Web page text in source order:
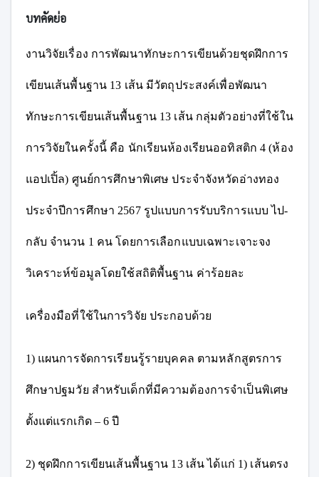
บทคัดย่อ
งานวิจัยเรื่อง การพัฒนาทักษะการเขียนด้วยชุดฝึกการ
เขียนเส้นพื้นฐาน 13 เส้น มีวัตถุประสงค์เพื่อพัฒนา
ทักษะการเขียนเส้นพื้นฐาน 13 เส้น กลุ่มตัวอย่างที่ใช้ใน
การวิจัยในครั้งนี้ คือ นักเรียนห้องเรียนออทิสติก 4 (ห้อง
แอปเปิ้ล) ศูนย์การศึกษาพิเศษ ประจำจังหวัดอ่างทอง
ประจำปีการศึกษา 2567 รูปแบบการรับบริการแบบ ไป-
กลับ จำนวน 1 คน โดยการเลือกแบบเฉพาะเจาะจง
วิเคราะห์ข้อมูลโดยใช้สถิติพื้นฐาน ค่าร้อยละ
เครื่องมือที่ใช้ในการวิจัย ประกอบด้วย
1) แผนการจัดการเรียนรู้รายบุคคล ตามหลักสูตรการ
ศึกษาปฐมวัย สำหรับเด็กที่มีความต้องการจำเป็นพิเศษ
ตั้งแต่แรกเกิด – 6 ปี
2) ชุดฝึกการเขียนเส้นพื้นฐาน 13 เส้น ได้แก่ 1) เส้นตรง